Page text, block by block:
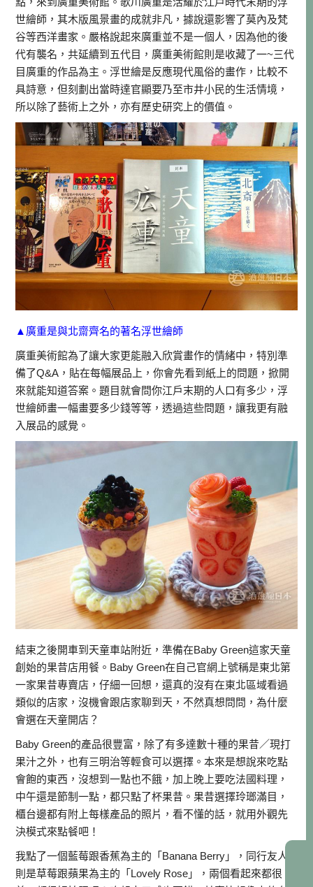
世繪師，其木版風景畫的成就非凡，據說還影響了莫內及梵
谷等西洋畫家。嚴格說起來廣重並不是一個人，因為他的後
代有襲名，共延續到五代目，廣重美術館則是收藏了一~三代
目廣重的作品為主。浮世繪是反應現代風俗的畫作，比較不
具詩意，但刻劃出當時達官顯要乃至市井小民的生活情境，
所以除了藝術上之外，亦有歷史研究上的價值。
▲廣重是與北齋齊名的著名浮世繪師
廣重美術館為了讓大家更能融入欣賞畫作的情緒中，特別準
備了Q&A，貼在每幅展品上，你會先看到紙上的問題，掀開
來就能知道答案。題目就會問你江戶末期的人口有多少，浮
世繪師畫一幅畫要多少錢等等，透過這些問題，讓我更有融
入展品的感覺。
結束之後開車到天童車站附近，準備在Baby Green這家天童
創始的果昔店用餐。Baby Green在自己官網上號稱是東北第
一家果昔專賣店，仔細一回想，還真的沒有在東北區域看過
類似的店家，沒機會跟店家聊到天，不然真想問問，為什麼
會選在天童開店？
Baby Green的產品很豐富，除了有多達數十種的果昔／現打
果汁之外，也有三明治等輕食可以選擇。本來是想說來吃點
會飽的東西，沒想到一點也不餓，加上晚上要吃法國料理，
中午還是節制一點，都只點了杯果昔。果昔選擇玲瑯滿目，
櫃台邊都有附上每樣產品的照片，看不懂的話，就用外觀先
決模式來點餐吧！
我點了一個藍莓跟香蕉為主的「Banana Berry」，同行友人
則是草莓跟蘋果為主的「Lovely Rose」，兩個看起來都很